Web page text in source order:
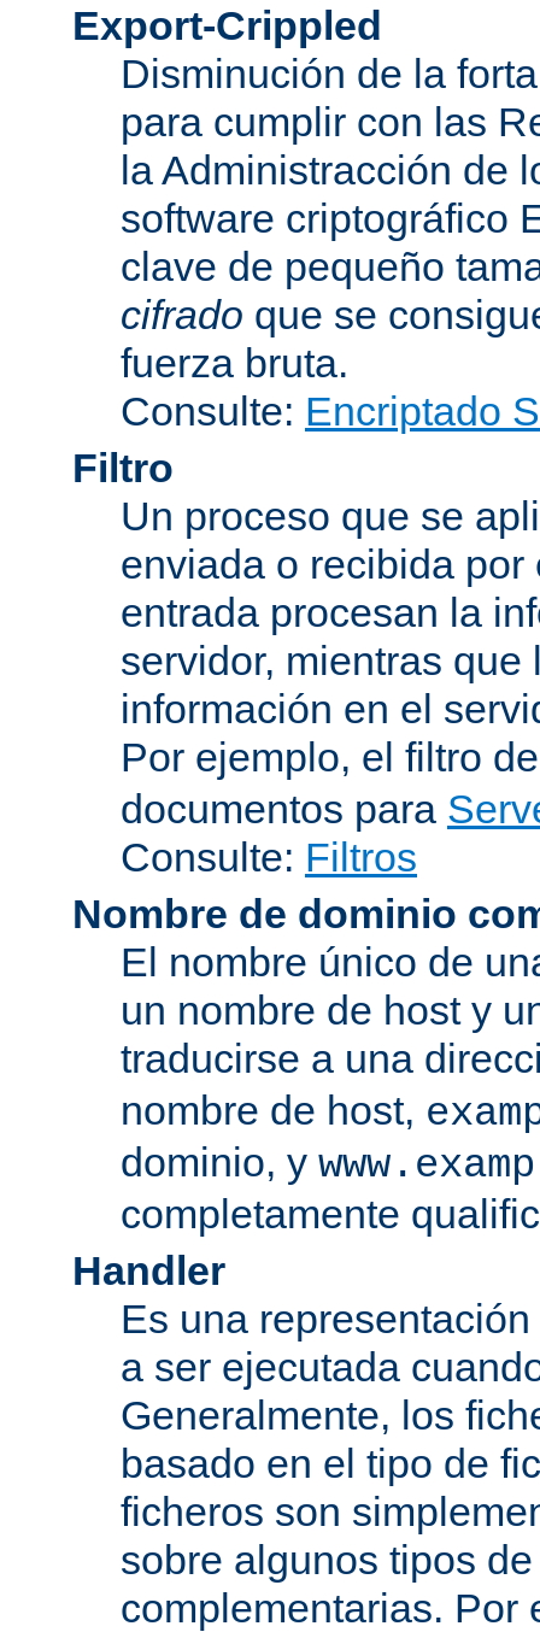
Export-Crippled
Disminución de la
para cumplir con las
la Administracción de
software criptográfico
clave de pequeño
cifrado que se
fuerza bruta.
Consulte: Encriptado
Filtro
Un proceso que se
enviada o recibida
entrada procesan la
servidor, mientras
información en el
Por ejemplo, el filtro
documentos para
Consulte: Filtros
Nombre de dominio
El nombre único de
un nombre de host y
traducirse a una
nombre de host,
dominio, y
completamente
Handler
Es una
a ser ejecutada
Generalmente, los
basado en el tipo de
ficheros son
sobre algunos tipos
complementarias.